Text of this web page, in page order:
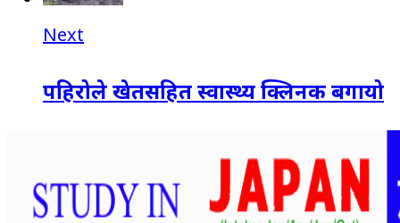
Next
पहिरोले खेतसहित स्वास्थ्य क्लिनक बगायो